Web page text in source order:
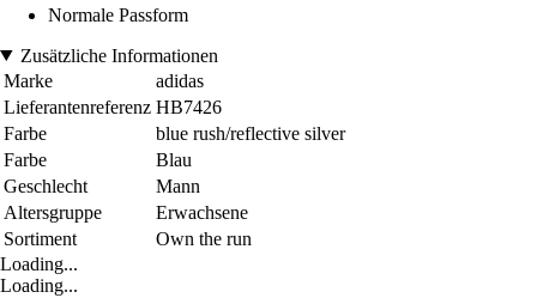
Normale Passform
Zusätzliche Informationen
Marke
adidas
Lieferantenreferenz HB7426
Farbe
blue rush/reflective silver
Farbe
Blau
Geschlecht
Mann
Altersgruppe
Erwachsene
Sortiment
Own the run
Loading...
Loading...